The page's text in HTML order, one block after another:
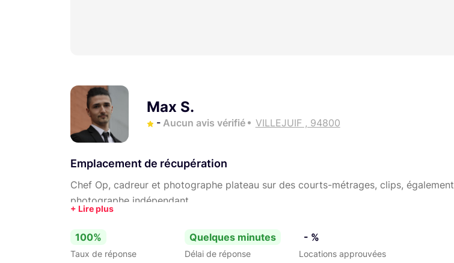
Max S.
- Aucun avis vérifié VILLEJUIF , 94800
Emplacement de récupération
Chef Op, cadreur et photographe plateau sur des courts-métrages, clips, également
photographe indépendant.
100%
Taux de réponse
Quelques minutes
Délai de réponse
- %
Locations approuvées